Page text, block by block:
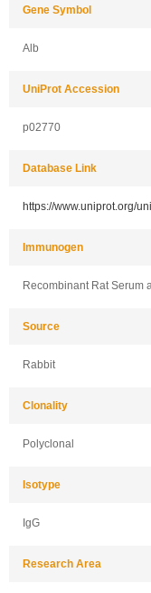
Gene Symbol
Alb
UniProt Accession
p02770
Database Link
https://www.uniprot.org/
Immunogen
Recombinant Rat Serum
Source
Rabbit
Clonality
Polyclonal
Isotype
IgG
Research Area